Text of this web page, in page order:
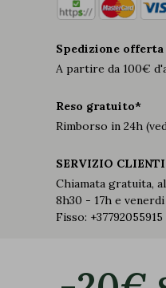
Spedizione offerta
A partire da 100€
Reso gratuito*
Rimborso in 24h
SERVIZIO
Chiamata gratuita,
8h30 - 17h e
Fisso: +37792055915